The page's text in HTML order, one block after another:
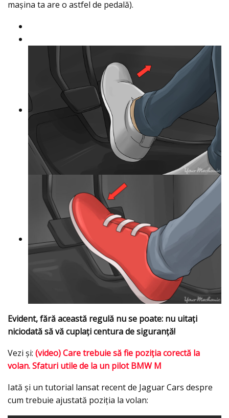
mașina ta are o astfel de pedală).
Evident, fără această regulă nu se poate: nu uitaţi
niciodată să vă cuplaţi centura de siguranţă!
Vezi şi: (video) Care trebuie să fie poziţia corectă la
volan. Sfaturi utile de la un pilot BMW M
Iată şi un tutorial lansat recent de Jaguar Cars despre
cum trebuie ajustată poziţia la volan: